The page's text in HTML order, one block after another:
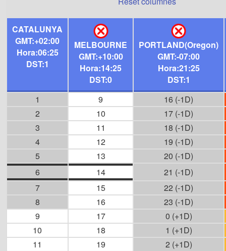
CATALUNYA
GMT:+02:00
Hora:06:25
DST:1
MELBOURNE
GMT:+10:00
Hora:14:25
DST:0
PORTLAND(Oregon)
GMT:-07:00
Hora:21:25
DST:1
1
9
16 (-1D)
2
10
17 (-1D)
3
11
18 (-1D)
4
12
19 (-1D)
5
13
20 (-1D)
6
14
21 (-1D)
7
15
22 (-1D)
8
16
23 (-1D)
9
17
0 (+1D)
10
18
1 (+1D)
11
19
2 (+1D)